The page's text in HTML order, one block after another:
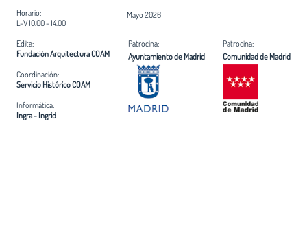
Horario:
L-V 10.00 - 14.00
Mayo 2026
Edita:
Fundación Arquitectura COAM
Coordinación:
Servicio Histórico COAM
Informática:
Ingra - Ingrid
Patrocina:
Ayuntamiento de Madrid
Patrocina:
Comunidad de Madrid